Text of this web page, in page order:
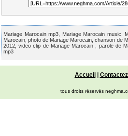
Mariage Marocain mp3, Mariage Marocain music,
Marocain, photo de Mariage Marocain, chanson de
2012, video clip de Mariage Marocain , parole de
mp3
Accueil|
tous droits réservés